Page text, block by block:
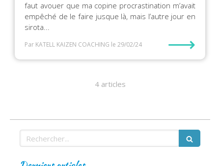
faut avouer que ma copine procrastination m’avait
empêché de le faire jusque là, mais l’autre jour en
sirota...
Par KATELL KAIZEN COACHING le 29/02/24 ⟶
4 articles
Rechercher